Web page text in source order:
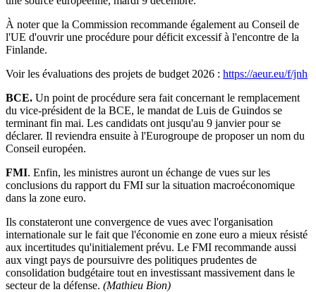
À noter que la Commission recommande également au Conseil de
l'UE d'ouvrir une procédure pour déficit excessif à l'encontre de la
Finlande.
Voir les évaluations des projets de budget 2026 : https://aeur.eu/f/jnh
BCE. Un point de procédure sera fait concernant le remplacement
du vice-président de la BCE, le mandat de Luis de Guindos se
terminant fin mai. Les candidats ont jusqu'au 9 janvier pour se
déclarer. Il reviendra ensuite à l'Eurogroupe de proposer un nom du
Conseil européen.
FMI. Enfin, les ministres auront un échange de vues sur les
conclusions du rapport du FMI sur la situation macroéconomique
dans la zone euro.
Ils constateront une convergence de vues avec l'organisation
internationale sur le fait que l'économie en zone euro a mieux résisté
aux incertitudes qu'initialement prévu. Le FMI recommande aussi
aux vingt pays de poursuivre des politiques prudentes de
consolidation budgétaire tout en investissant massivement dans le
secteur de la défense. (Mathieu Bion)